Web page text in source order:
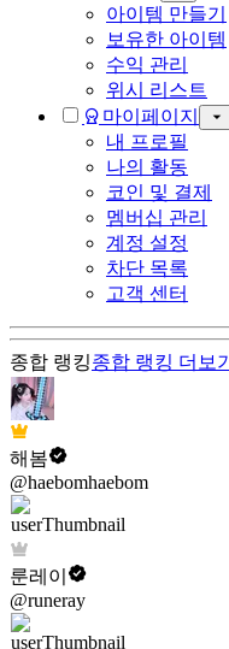
아이템 만들기
보유한 아이템
수익 관리
위시 리스트
마이페이지
내 프로필
나의 활동
코인 및 결제
멤버십 관리
계정 설정
차단 목록
고객 센터
종합 랭킹종합 랭킹 더보기
해봄
@haebomhaebom
룬레이
@runeray